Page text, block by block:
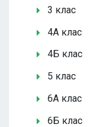
3 клас
4А клас
4Б клас
5 клас
6А клас
6Б клас